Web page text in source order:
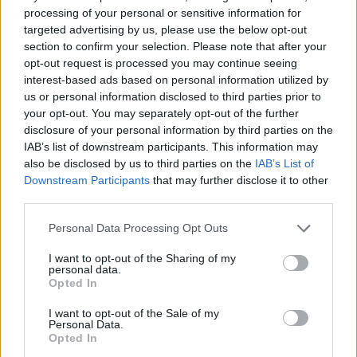
processing of your personal or sensitive information for
targeted advertising by us, please use the below opt-out
section to confirm your selection. Please note that after your
opt-out request is processed you may continue seeing
interest-based ads based on personal information utilized by
us or personal information disclosed to third parties prior to
your opt-out. You may separately opt-out of the further
disclosure of your personal information by third parties on the
IAB’s list of downstream participants. This information may
also be disclosed by us to third parties on the IAB’s List of
Downstream Participants that may further disclose it to other
Please note that this website/app uses one or more Google
not limited to your visit or usage behaviour. You may click to
grant or deny consent to Google and its third-party tags to
use your data for below specified purposes in below Google
consent section.
Personal Data Processing Opt Outs
I want to opt-out of the Sharing of my
personal data.
Opted In
I want to opt-out of the Sale of my
Personal Data.
Opted In
Δημοσκοπήσεις σε επτά πολιτείες-κλειδιά
δείχνουν οριακή διαφορά, με κάθε υποψήφιο να
προηγείται σε ορισμένες περιοχές κατά μόλις μία
ή δύο μονάδες, ποσοστό εντός του περιθωρίου
στατιστικού λάθους. Σύμφωνα με την Daily Mail,
δημοσκόποι έχουν επισημάνει ότι ένα τελικό
αποτέλεσμα θα μπορούσε να πάρει μέρες - ή και
εβδομάδες - για να υπολογιστεί.